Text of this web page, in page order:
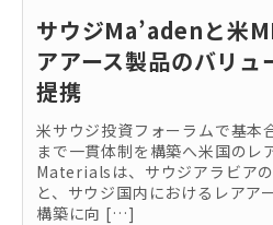
サウジMa’adenと米
アアース製品のバリュ
提携
米サウジ投資フォーラムで基本
まで一貫体制を構築へ米国のレ
Materialsは、サウジアラビア
と、サウジ国内におけるレアア
構築に向 […]